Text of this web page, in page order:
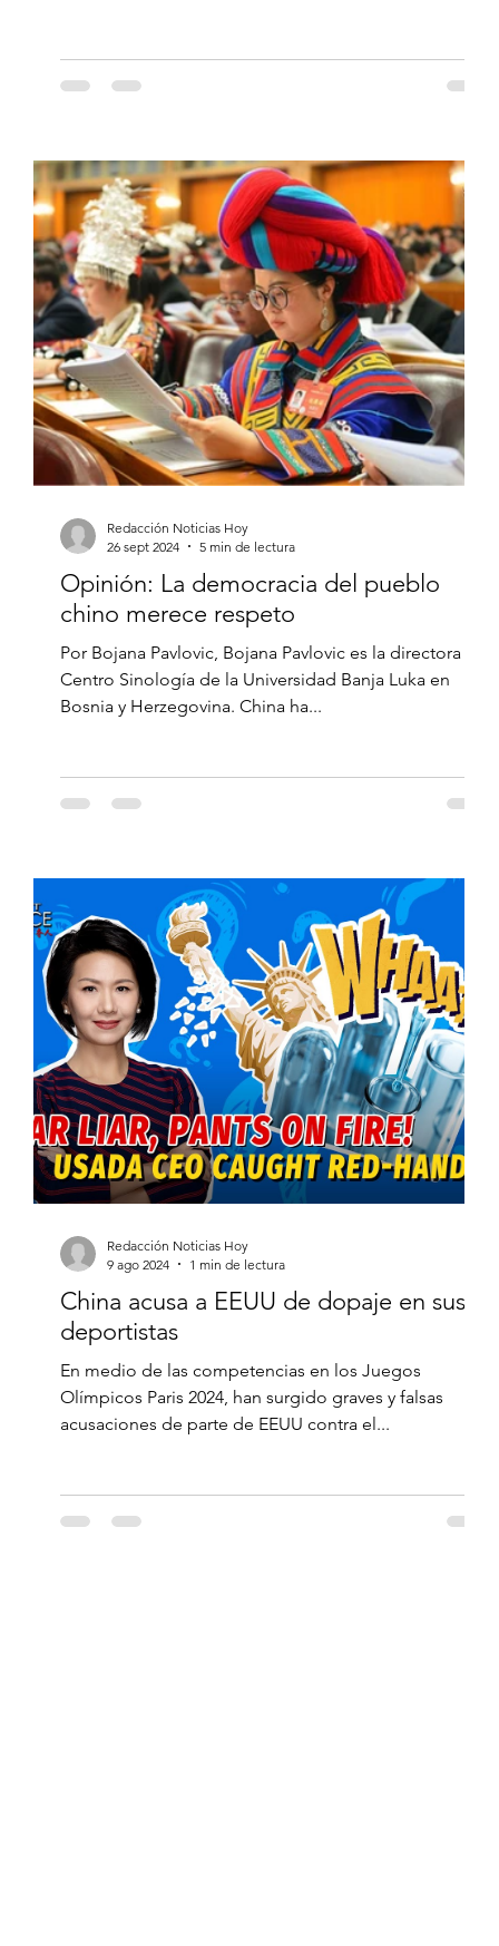
Opinión: La democracia del pueblo
chino merece respeto
Por Bojana Pavlovic, Bojana Pavlovic es la directora del
Centro Sinología de la Universidad Banja Luka en
Bosnia y Herzegovina. China ha...
Redacción Noticias Hoy
26 sept 2024
5 min de lectura
China acusa a EEUU de dopaje en sus
deportistas
En medio de las competencias en los Juegos
Olímpicos Paris 2024, han surgido graves y falsas
acusaciones de parte de EEUU contra el...
Redacción Noticias Hoy
9 ago 2024
1 min de lectura